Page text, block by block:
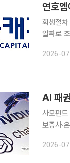
연호
회생절
알짜로 조명 법원 회생절차를 밟아온 무궁화캐피탈이 전자부품 제조기업 연
2026-
AI 패
사모펀
보증사·
에서 하
2026-